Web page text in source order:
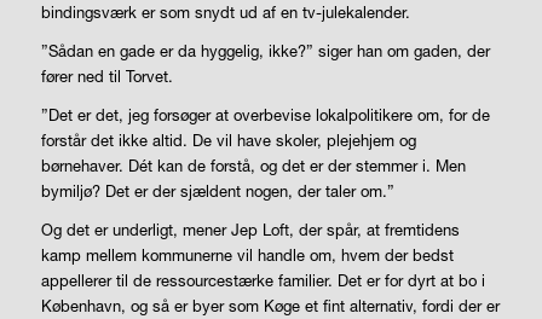
bindingsværk er som snydt ud af en tv-julekalender.
”Sådan en gade er da hyggelig, ikke?” siger han om gaden, der
fører ned til Torvet.
”Det er det, jeg forsøger at overbevise lokalpolitikere om, for de
forstår det ikke altid. De vil have skoler, plejehjem og
børnehaver. Dét kan de forstå, og det er der stemmer i. Men
bymiljø? Det er der sjældent nogen, der taler om.”
Og det er underligt, mener Jep Loft, der spår, at fremtidens
kamp mellem kommunerne vil handle om, hvem der bedst
appellerer til de ressourcestærke familier. Det er for dyrt at bo i
København, og så er byer som Køge et fint alternativ, fordi der er